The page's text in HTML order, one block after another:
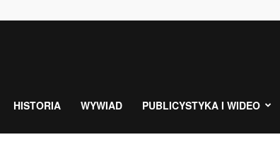
HISTORIA WYWIAD PUBLICYSTYKA I WIDEO